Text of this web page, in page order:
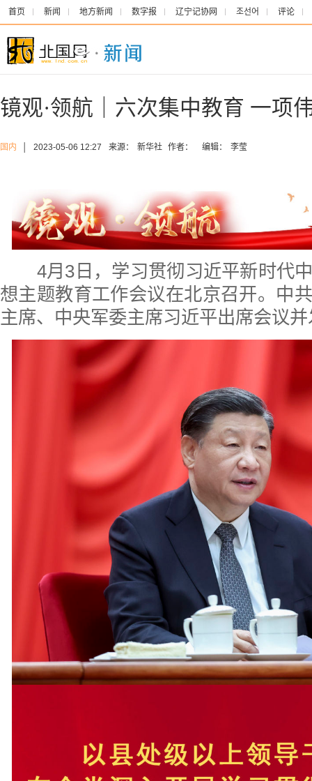
首页 新闻 地方新闻 数字报 辽宁记协网 조선어 评论
镜观·领航｜六次集中教育 一项
国内 2023-05-06 12:27 来源： 新华社 作者： 编辑： 李莹
4月3日，学习贯彻习近平新时代中
想主题教育工作会议在北京召开。中
主席、中央军委主席习近平出席会议